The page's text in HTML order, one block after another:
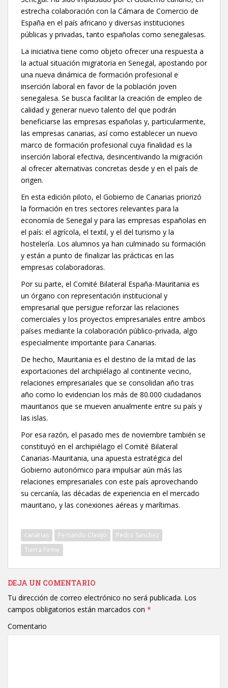
estrecha colaboración con la Cámara de Comercio de
España en el país africano y diversas instituciones
públicas y privadas, tanto españolas como senegalesas.
La iniciativa tiene como objeto ofrecer una respuesta a
la actual situación migratoria en Senegal, apostando por
una nueva dinámica de formación profesional e
inserción laboral en favor de la población joven
senegalesa. Se busca facilitar la creación de empleo de
calidad y generar nuevo talento del que podrán
beneficiarse las empresas españolas y, particularmente,
las empresas canarias, así como establecer un nuevo
marco de formación profesional cuya finalidad es la
inserción laboral efectiva, desincentivando la migración
al ofrecer alternativas concretas desde y en el país de
origen.
En esta edición piloto, el Gobierno de Canarias priorizó
la formación en tres sectores relevantes para la
economía de Senegal y para las empresas españolas en
el país: el agrícola, el textil, y el del turismo y la
hostelería. Los alumnos ya han culminado su formación
y están a punto de finalizar las prácticas en las
empresas colaboradoras.
Por su parte, el Comité Bilateral España-Mauritania es
un órgano con representación institucional y
empresarial que persigue reforzar las relaciones
comerciales y los proyectos empresariales entre ambos
países mediante la colaboración público-privada, algo
especialmente importante para Canarias.
De hecho, Mauritania es el destino de la mitad de las
exportaciones del archipiélago al continente vecino,
relaciones empresariales que se consolidan año tras
año como lo evidencian los más de 80.000 ciudadanos
mauritanos que se mueven anualmente entre su país y
las islas.
Por esa razón, el pasado mes de noviembre también se
constituyó en el archipiélago el Comité Bilateral
Canarias-Mauritania, una apuesta estratégica del
Gobierno autonómico para impulsar aún más las
relaciones empresariales con este país aprovechando
su cercanía, las décadas de experiencia en el mercado
mauritano, y las conexiones aéreas y marítimas.
canarias Fernando Clavijo
Pedro Sanchez
Tierra Firme
DEJA UN COMENTARIO
Tu dirección de correo electrónico no será publicada. Los
campos obligatorios están marcados con *
Comentario